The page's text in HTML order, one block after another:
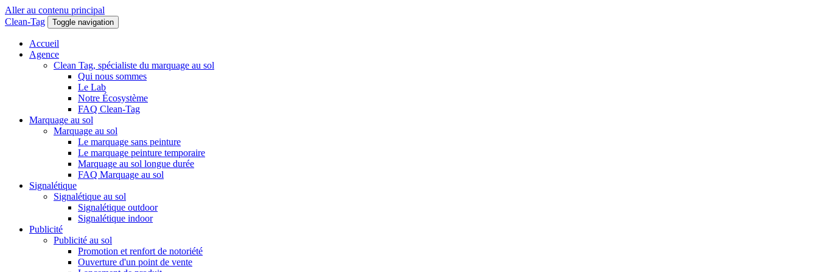
Aller au contenu principal
Clean-Tag
Toggle navigation
Accueil
Agence
Clean Tag, spécialiste du marquage au sol
Qui nous sommes
Le Lab
Notre Écosystème
FAQ Clean-Tag
Marquage au sol
Marquage au sol
Le marquage sans peinture
Le marquage peinture temporaire
Marquage au sol longue durée
FAQ Marquage au sol
Signalétique
Signalétique au sol
Signalétique outdoor
Signalétique indoor
Publicité
Publicité au sol
Promotion et renfort de notoriété
Ouverture d'un point de vente